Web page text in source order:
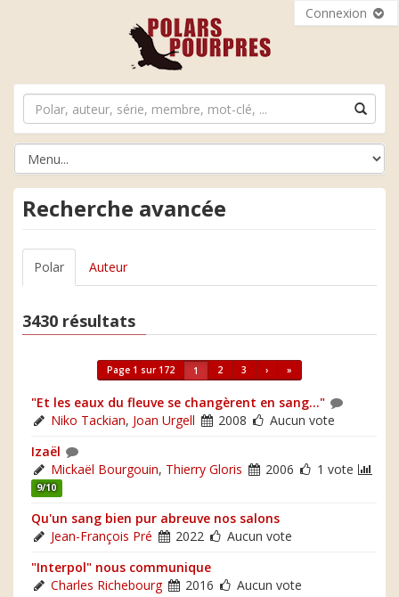
Connexion
Recherche avancée
Polar Auteur
3430 résultats
Page 1 sur 172 1 2 3 › »
"Et les eaux du fleuve se changèrent en sang..."
Niko Tackian, Joan Urgell 2008
Aucun vote
Izaël
Mickaël Bourgouin, Thierry Gloris 2006 1 vote
9/10
Qu'un sang bien pur abreuve nos salons
Jean-François Pré
2022
Aucun vote
"Interpol" nous communique
Charles Richebourg
2016
Aucun vote